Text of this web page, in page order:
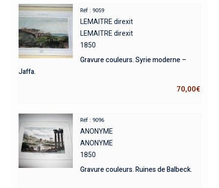
Réf : 9059
LEMAITRE direxit
LEMAITRE direxit
1850
Gravure couleurs. Syrie moderne –
Jaffa.
70,00€
Réf : 9096
ANONYME
ANONYME
1850
Gravure couleurs. Ruines de Balbeck.